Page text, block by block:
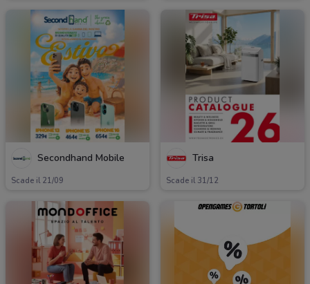
Secondhand Mobile
Scade il 21/09
Trisa
Scade il 31/12